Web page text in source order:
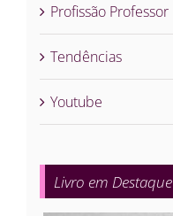
Profissão Professor
Tendências
Youtube
Livro em Destaque